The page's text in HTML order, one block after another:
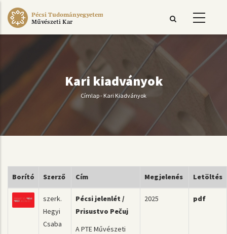
Ugrás
Pécsi Tudományegyetem
Művészeti Kar
Kari kiadványok
Morzsa
Címlap- Kari Kiadványok
Borító Szerző Cím Megjelenés Letöltés
szerk.
Hegyi
Csaba
Pécsi jelenlét /
Prisustvo Pečuj
A PTE Művészeti
2025 pdf